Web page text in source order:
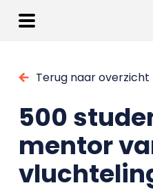
Terug naar overzicht
500
mentor